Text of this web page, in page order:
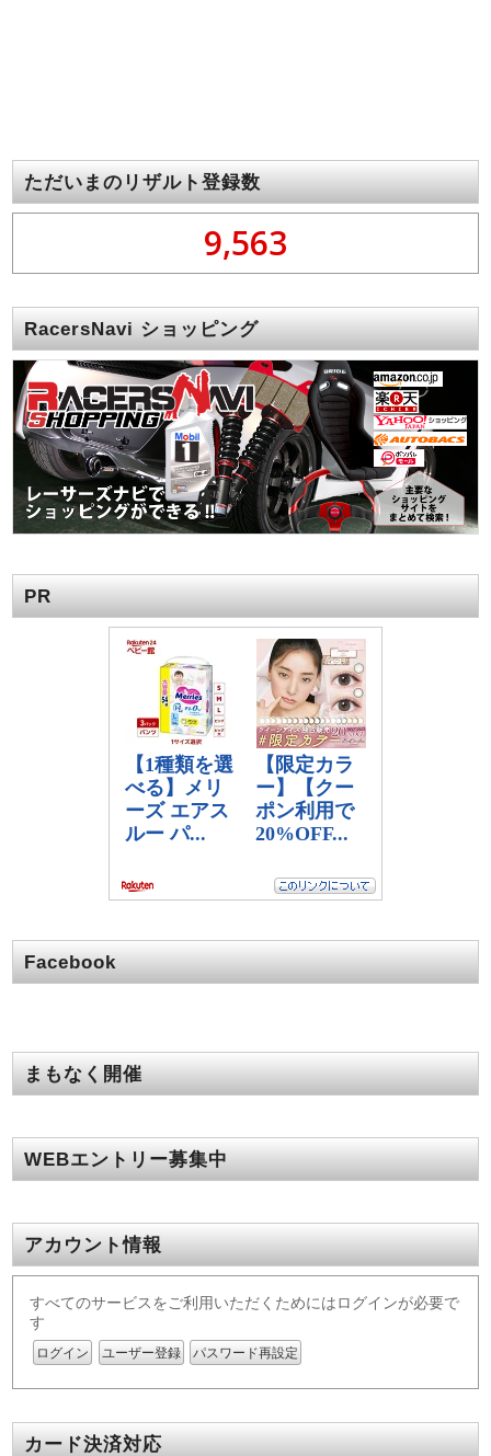
ただいまのリザルト登録数
9,563
RacersNavi ショッピング
PR
Facebook
まもなく開催
WEBエントリー募集中
アカウント情報
すべてのサービスをご利用いただくためにはログインが必要で
す
ログイン ユーザー登録 パスワード再設定
カード決済対応